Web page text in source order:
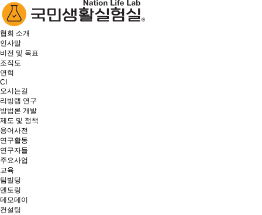
협회 소개
인사말
비전 및 목표
조직도
연혁
CI
오시는길
리빙랩 연구
방법론 개발
제도 및 정책
용어사전
연구활동
연구자들
주요사업
교육
팀빌딩
멘토링
데모데이
컨설팅